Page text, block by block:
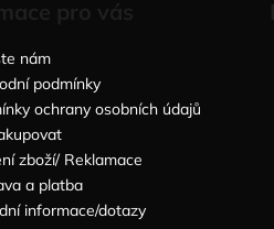
nám
podmínky
ochrany osobních údajů
zboží/ Reklamace
a platba
informace/dotazy